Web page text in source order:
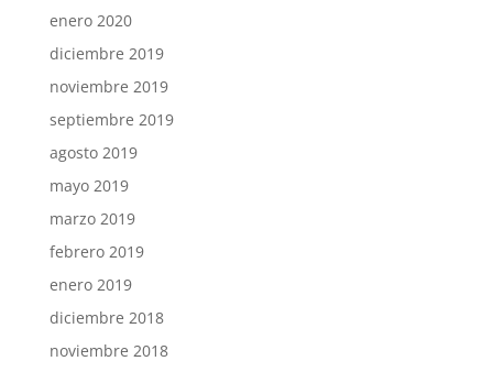
enero 2020
diciembre 2019
noviembre 2019
septiembre 2019
agosto 2019
mayo 2019
marzo 2019
febrero 2019
enero 2019
diciembre 2018
noviembre 2018